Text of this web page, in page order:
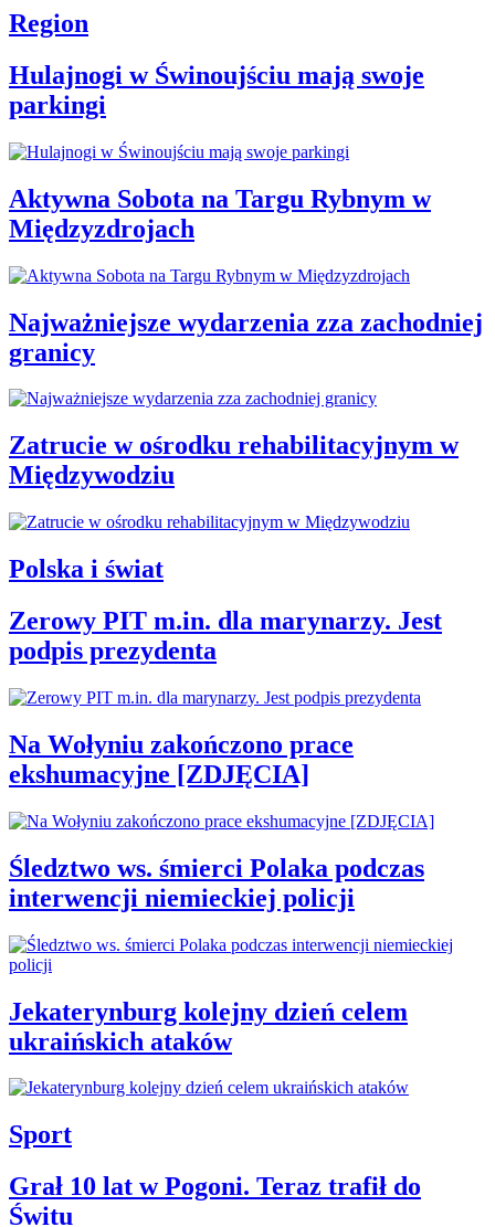
Region
Hulajnogi w Świnoujściu mają swoje
parkingi
Aktywna Sobota na Targu Rybnym w
Międzyzdrojach
Najważniejsze wydarzenia zza zachodniej
granicy
Zatrucie w ośrodku rehabilitacyjnym w
Międzywodziu
Polska i świat
Zerowy PIT m.in. dla marynarzy. Jest
podpis prezydenta
Na Wołyniu zakończono prace
ekshumacyjne [ZDJĘCIA]
Śledztwo ws. śmierci Polaka podczas
interwencji niemieckiej policji
Jekaterynburg kolejny dzień celem
ukraińskich ataków
Sport
Grał 10 lat w Pogoni. Teraz trafił do
Świtu